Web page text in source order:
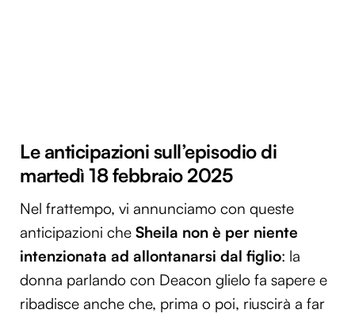
Le anticipazioni sull’episodio di
martedì 18 febbraio 2025
Nel frattempo, vi annunciamo con queste
anticipazioni che Sheila non è per niente
intenzionata ad allontanarsi dal figlio: la
donna parlando con Deacon glielo fa sapere e
ribadisce anche che, prima o poi, riuscirà a far